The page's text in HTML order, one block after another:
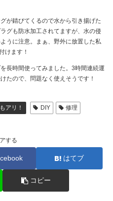
が錆びてくるので水から引き揚げた
グも防水加工されてますが、水の侵
うに注意。まぁ、野外に放置した私
けます！
長時間使ってみました。3時間連続運
たので、問題なく使えそうです！
アリ！ DIY
修理
する
はてブ
コピー